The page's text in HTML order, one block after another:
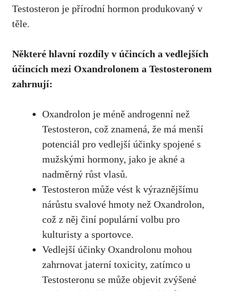
Testosteron je přírodní hormon produkovaný v
těle.
Některé hlavní rozdíly v účincích a vedlejších
účincích mezi Oxandrolonem a Testosteronem
zahrnují:
Oxandrolon je méně androgenní než
Testosteron, což znamená, že má menší
potenciál pro vedlejší účinky spojené s
mužskými hormony, jako je akné a
nadměrný růst vlasů.
Testosteron může vést k výraznějšímu
nárůstu svalové hmoty než Oxandrolon,
což z něj činí populární volbu pro
kulturisty a sportovce.
Vedlejší účinky Oxandrolonu mohou
zahrnovat jaterní toxicity, zatímco u
Testosteronu se může objevit zvýšené